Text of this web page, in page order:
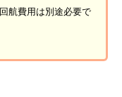
航費用は別途必要で